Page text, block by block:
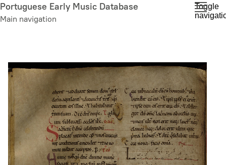
Skip
to
Portuguese Early Music Database
Main navigation
Toggle